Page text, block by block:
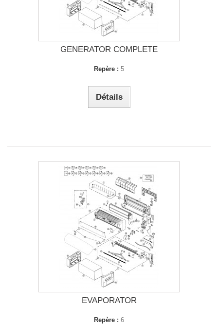
GENERATOR COMPLETE
Repère : 5
Détails
EVAPORATOR
Repère : 6